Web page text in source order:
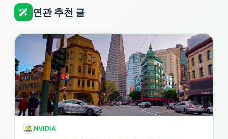
연관 추천 글
NVIDIA